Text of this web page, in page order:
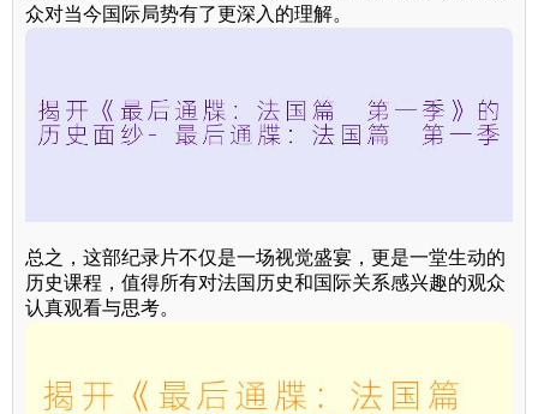
众对当今国际局势有了更深入的理解。
总之，这部纪录片不仅是一场视觉盛宴，更是一堂生动的
历史课程，值得所有对法国历史和国际关系感兴趣的观众
认真观看与思考。